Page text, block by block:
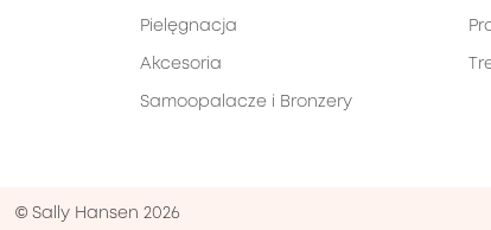
Pielęgnacja
Akcesoria
Samoopalacze i Bronzery
© Sally Hansen 2026